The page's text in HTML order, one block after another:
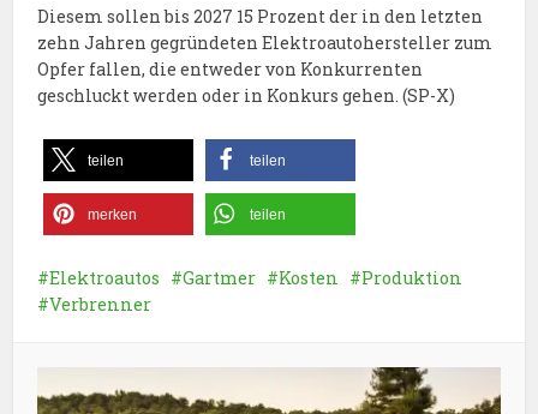
Diesem sollen bis 2027 15 Prozent der in den letzten
zehn Jahren gegründeten Elektroautohersteller zum
Opfer fallen, die entweder von Konkurrenten
geschluckt werden oder in Konkurs gehen. (SP-X)
teilen teilen
merken teilen
Elektroautos Gartmer Kosten
Produktion
Verbrenner